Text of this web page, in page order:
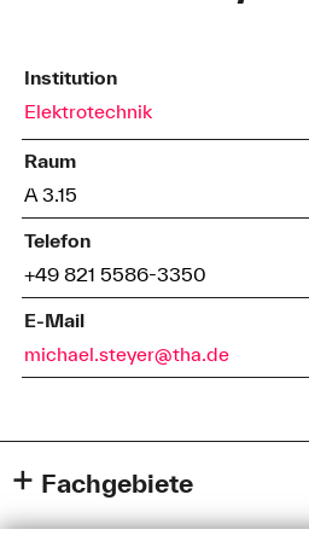
Institution
Elektrotechnik
Raum
A 3.15
Telefon
+49 821 5586-3350
E-Mail
michael.steyer@tha.de
Fachgebiete
Internet of Things: Methoden